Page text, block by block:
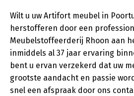
Wilt u uw Artifort meubel in
herstofferen door een
Meubelstoffeerderij Rhoon aan
inmiddels al 37 jaar ervaring
bent u ervan verzekerd dat uw
grootste aandacht en passie
snel een afspraak door ons